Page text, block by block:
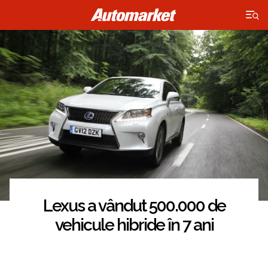
×
Lexus a vândut 500.000 de
vehicule hibride în 7 ani